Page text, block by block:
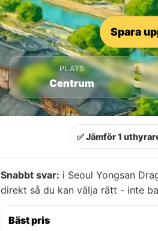
Spara
PLATS
Centrum
✅ Jämför 1
Snabbt svar: i Seoul Yongsan
direkt så du kan välja rätt - inte
Bäst pris